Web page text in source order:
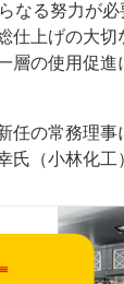
なる努力が
仕上げの大切
層の使用促進
任の常務理事
氏（小林化工